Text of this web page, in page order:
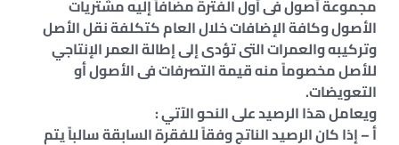
مجموعة أصول فى أول الفترة مضافاً إليه مشتريات
الأصول وكافة الإضافات خلال العام كتكلفة نقل الأصل
وتركيبه والعمرات التى تؤدى إلى إطالة العمر الإنتاجي
للأصل مخصوماً منه قيمة التصرفات فى الأصول أو
التعويضات.
ويعامل هذا الرصيد على النحو الآتي :
أ – إذا كان الرصيد الناتج وفقاً للفقرة السابقة سالباً يتم